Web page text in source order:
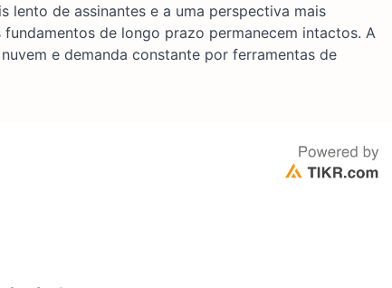
lento de assinantes e a uma perspectiva mais
de longo prazo permanecem intactos. A
e demanda constante por ferramentas de